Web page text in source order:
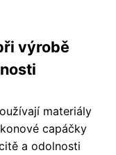
výrobě
materiály
capáčky
a odolnosti